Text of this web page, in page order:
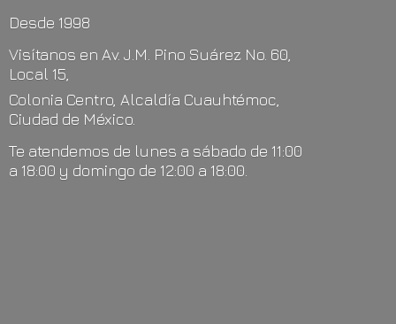
Desde 1998
Visítanos en Av. J.M. Pino Suárez No. 60,
Local 15,
Colonia Centro, Alcaldía Cuauhtémoc,
Ciudad de México.
Te atendemos de lunes a sábado de 11:00
a 18:00 y domingo de 12:00 a 18:00.